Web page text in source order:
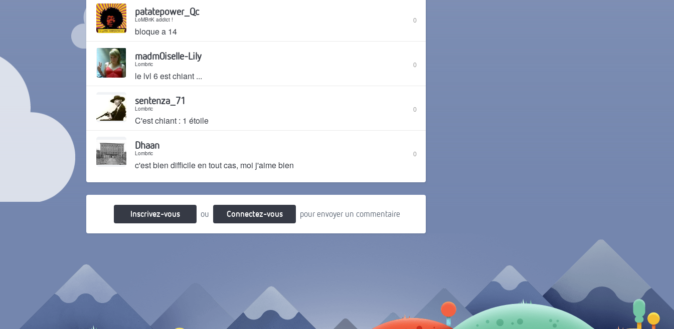
0
patatepower_Qc
LoMBriK addict !
bloque a 14
0
madm0iselle-Lily
Lombric
le lvl 6 est chiant ...
0
sentenza_71
Lombric
C'est chiant : 1 étoile
0
Dhaan
Lombric
c'est bien difficile en tout cas, moi j'aime bien
Inscrivez-vous ou Connectez-vous pour envoyer un commentaire